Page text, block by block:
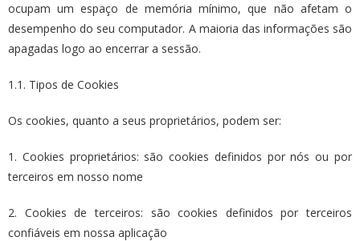
ocupam um espaço de memória mínimo, que não afetam o
desempenho do seu computador. A maioria das informações são
apagadas logo ao encerrar a sessão.
1.1. Tipos de Cookies
Os cookies, quanto a seus proprietários, podem ser:
1. Cookies proprietários: são cookies definidos por nós ou por
terceiros em nosso nome
2. Cookies de terceiros: são cookies definidos por terceiros
confiáveis em nossa aplicação